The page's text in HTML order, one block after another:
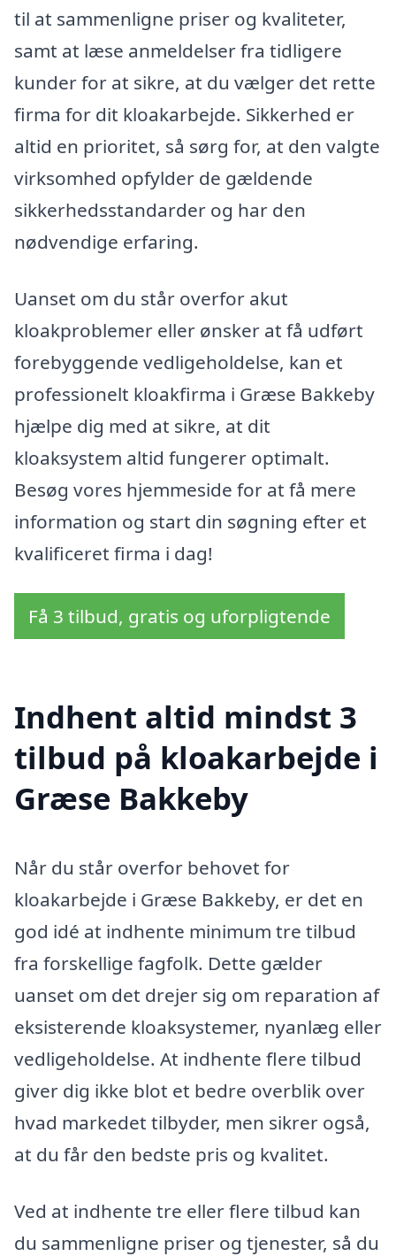
til at sammenligne priser og kvaliteter,
samt at læse anmeldelser fra tidligere
kunder for at sikre, at du vælger det rette
firma for dit kloakarbejde. Sikkerhed er
altid en prioritet, så sørg for, at den valgte
virksomhed opfylder de gældende
sikkerhedsstandarder og har den
nødvendige erfaring.
Uanset om du står overfor akut
kloakproblemer eller ønsker at få udført
forebyggende vedligeholdelse, kan et
professionelt kloakfirma i Græse Bakkeby
hjælpe dig med at sikre, at dit
kloaksystem altid fungerer optimalt.
Besøg vores hjemmeside for at få mere
information og start din søgning efter et
kvalificeret firma i dag!
Få 3 tilbud, gratis og uforpligtende
Indhent altid mindst 3
tilbud på kloakarbejde i
Græse Bakkeby
Når du står overfor behovet for
kloakarbejde i Græse Bakkeby, er det en
god idé at indhente minimum tre tilbud
fra forskellige fagfolk. Dette gælder
uanset om det drejer sig om reparation af
eksisterende kloaksystemer, nyanlæg eller
vedligeholdelse. At indhente flere tilbud
giver dig ikke blot et bedre overblik over
hvad markedet tilbyder, men sikrer også,
at du får den bedste pris og kvalitet.
Ved at indhente tre eller flere tilbud kan
du sammenligne priser og tjenester, så du